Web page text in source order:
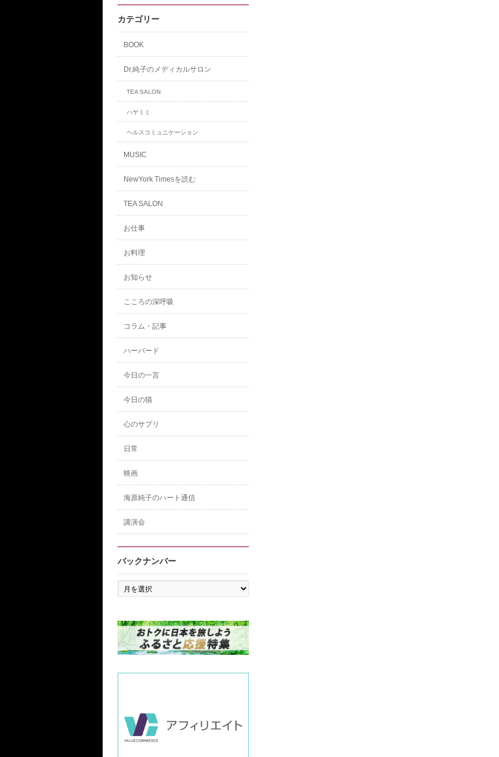
カテゴリー
BOOK
Dr.純子のメディカルサロン
TEA SALON
ハヤミミ
ヘルスコミュニケーション
MUSIC
NewYork Timesを読む
TEA SALON
お仕事
お料理
お知らせ
こころの深呼吸
コラム・記事
ハーバード
今日の一言
今日の猫
心のサプリ
日常
映画
海原純子のハート通信
講演会
バックナンバー
バ
ッ
ン
バ
ー